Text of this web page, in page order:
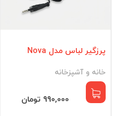
پرزگیر لباس مدل Nova
خانه و آشپزخانه
990,000 تومان